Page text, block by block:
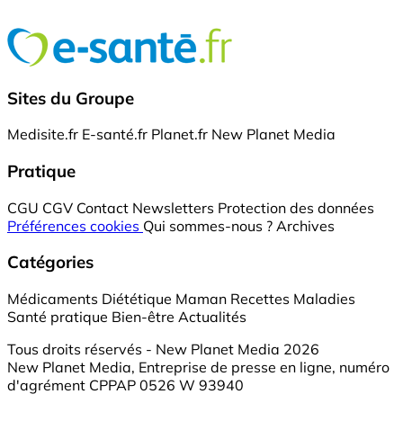
Sites du Groupe
Medisite.fr E-santé.fr Planet.fr New Planet Media
Pratique
CGU CGV Contact Newsletters Protection des données
Préférences cookies Qui sommes-nous ? Archives
Catégories
Médicaments Diététique Maman Recettes Maladies
Santé pratique Bien-être Actualités
Tous droits réservés - New Planet Media 2026
New Planet Media, Entreprise de presse en ligne, numéro
d'agrément CPPAP 0526 W 93940